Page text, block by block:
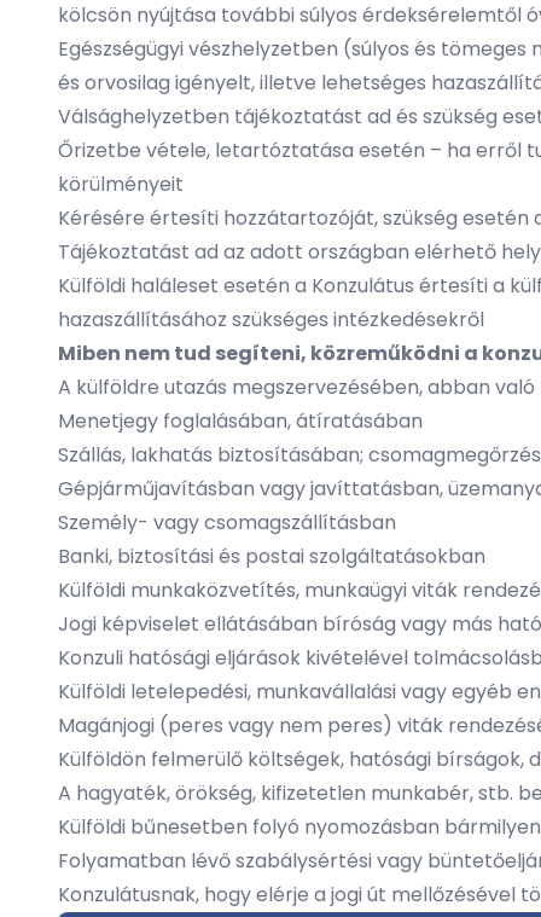
kölcsön nyújtása további súlyos érdeksérelemtől
Egészségügyi vészhelyzetben (súlyos és
és orvosilag igényelt, illetve lehetséges
Válsághelyzetben tájékoztatást ad és szükség
Őrizetbe vétele, letartóztatása esetén – ha erről
körülményeit
Kérésére értesíti hozzátartozóját, szükség esetén
Tájékoztatást ad az adott országban elérhető
Külföldi haláleset esetén a Konzulátus értesíti a
hazaszállításához szükséges intézkedésekről
Miben nem tud segíteni, közreműködni a
A külföldre utazás megszervezésében, abban
Menetjegy foglalásában, átíratásában
Szállás, lakhatás biztosításában;
Gépjárműjavításban vagy javíttatásban,
Személy- vagy csomagszállításban
Banki, biztosítási és postai szolgáltatásokban
Külföldi munkaközvetítés, munkaügyi viták
Jogi képviselet ellátásában bíróság vagy más
Konzuli hatósági eljárások kivételével
Külföldi letelepedési, munkavállalási vagy egyéb
Magánjogi (peres vagy nem peres) viták
Külföldön felmerülő költségek, hatósági bírságok,
A hagyaték, örökség, kifizetetlen munkabér, stb.
Külföldi bűnesetben folyó nyomozásban
Folyamatban lévő szabálysértési vagy
Konzulátusnak, hogy elérje a jogi út mellőzésével